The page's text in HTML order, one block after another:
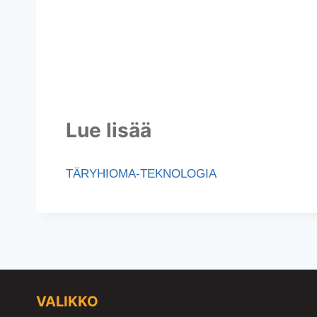
Lue lisää
TÄRYHIOMA-TEKNOLOGIA
VALIKKO